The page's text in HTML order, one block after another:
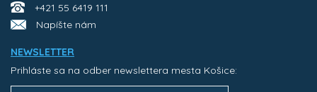
+421 55 6419 111
Napíšte nám
NEWSLETTER
Prihláste sa na odber newslettera mesta Košice: